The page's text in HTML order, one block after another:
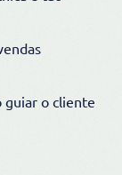
guiar o cliente